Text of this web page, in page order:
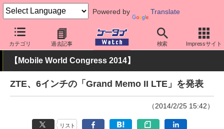
Powered by Translate
カテゴリ 過去記事 検索 Impressサイト
ケータイ Watch イベント Mobile World Congress 2014
【Mobile World Congress 2014】
ZTE、6インチの「Grand Memo II LTE」を発表
（2014/2/25 15:42）
リスト